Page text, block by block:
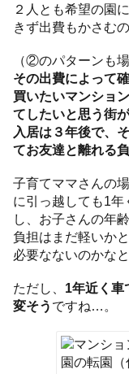
２人とも希望の園
きず出費もかさむ
（②のパターンも
その出費によって
買いたいマンショ
てしたいと思う街
入居は３年後で、
てお友達と離れる
子育てママさんの
に引っ越しても1
し、お子さんの年
負担はまだ軽いか
必要なないのかな
ただし、 1年近く車
変そう ですね…。